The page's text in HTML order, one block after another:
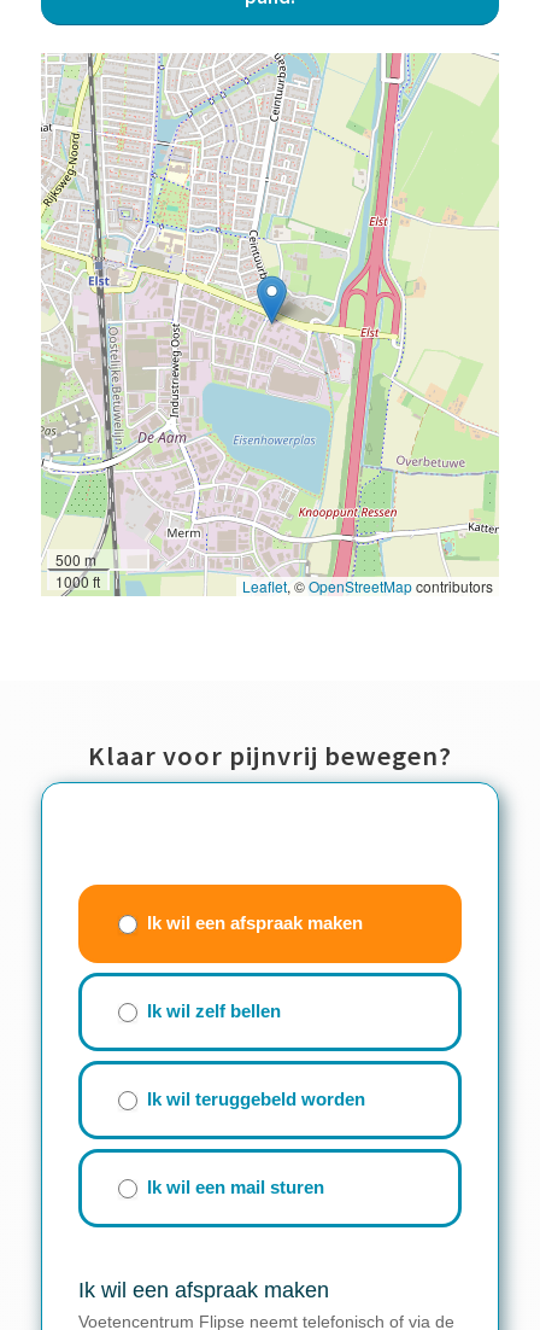
500 m
1000 ft
Leaflet, ©OpenStreetMapcontributors
Klaar voor pijnvrij bewegen?
Contactwizzard
(beknopt
formulier)
Ik wil een afspraak maken
Ik wil zelf bellen
Ik wil teruggebeld worden
Ik wil een mail sturen
Ik wil een afspraak maken
Voetencentrum Flipse neemt telefonisch of via de